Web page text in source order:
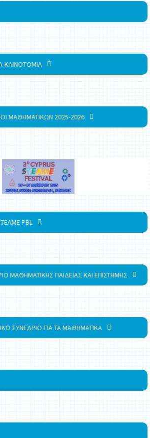
ΚΑΙΝΟΤΟΜΙΑ
ΜΑΘΗΜΑΤΙΚΩΝ 2025-2026
PBL
ΜΑΘΗΜΑΤΙΚΗΣ ΠΑΙΔΕΙΑΣ ΚΑΙ ΕΠΙΣΤΗΜΗΣ
ΣΥΝΕΔΡΙΟ ΓΙΑ ΤΑ ΜΑΘΗΜΑΤΙΚΑ